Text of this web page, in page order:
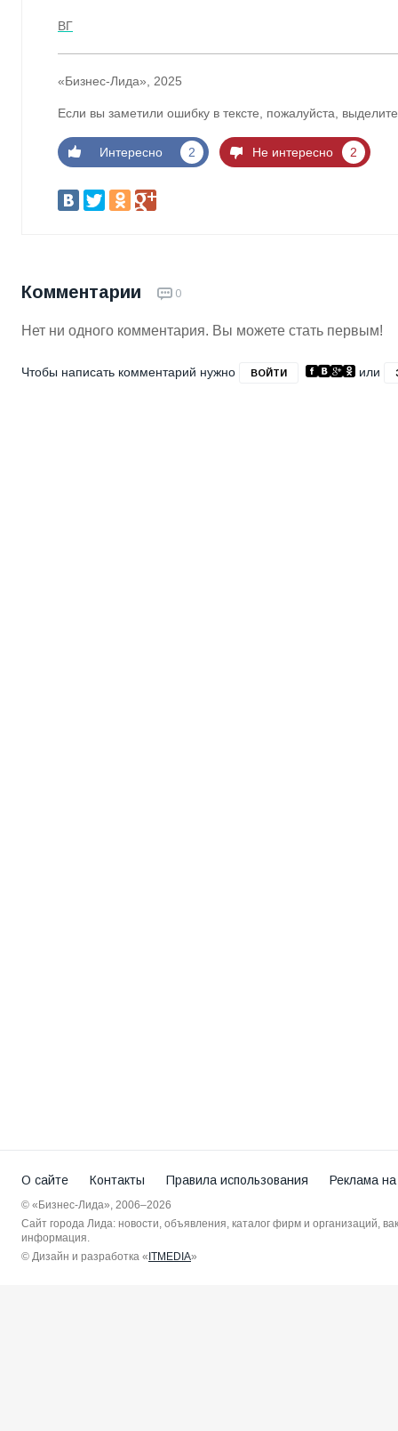
ВГ
«Бизнес-Лида», 2025
Если вы заметили ошибку в тексте, пожалуйста,
Интересно 2 Не интересно 2
Комментарии 0
Нет ни одного комментария. Вы можете стать первым!
Чтобы написать комментарий нужно ВОЙТИ или
О сайте Контакты Правила использования Реклама
© «Бизнес-Лида», 2006–2026
Сайт города Лида: новости, объявления, каталог фирм и организаций,
информация.
© Дизайн и разработка «ITMEDIA»